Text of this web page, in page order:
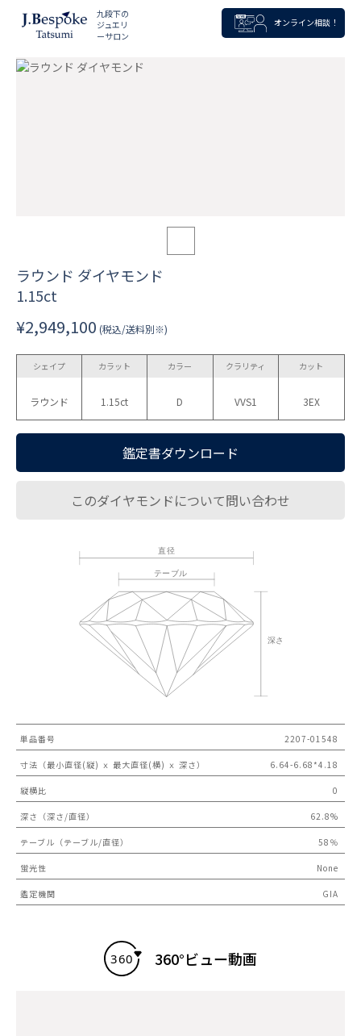
九段下の
ジュエリ
ーサロン
オンライン相談！
ラウンド ダイヤモンド
1.15ct
¥2,949,100 (税込/送料別※)
シェイプ
ラウンド
カラット
1.15ct
カラー
D
クラリティ
VVS1
カット
3EX
鑑定書ダウンロード
このダイヤモンドについて問い合わせ
単品番号 2207-01548
寸法（最小直径(縦) ｘ 最大直径(横) ｘ 深さ） 6.64-6.68*4.18
縦横比 0
深さ（深さ/直径） 62.8%
テーブル（テーブル/直径） 58％
蛍光性 None
鑑定機関 GIA
360°ビュー動画